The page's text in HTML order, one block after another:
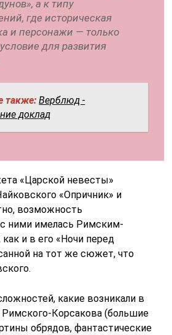
а к типу
где историческая
и персонажи — только
для развития
также: Верблюд -
доклад
«Царской невесты»
«Опричник» и
возможность
ними имелась Римским-
и в его «Ночи перед
на тот же сюжет, что
какие возникали в
Корсакова (большие
обрядов, фантастические